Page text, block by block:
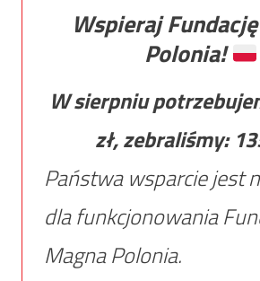
Wspieraj
Polonia!
W sierpniu
zł, zebraliśmy:
Państwa wsparcie jest
dla funkcjonowania
Magna Polonia.